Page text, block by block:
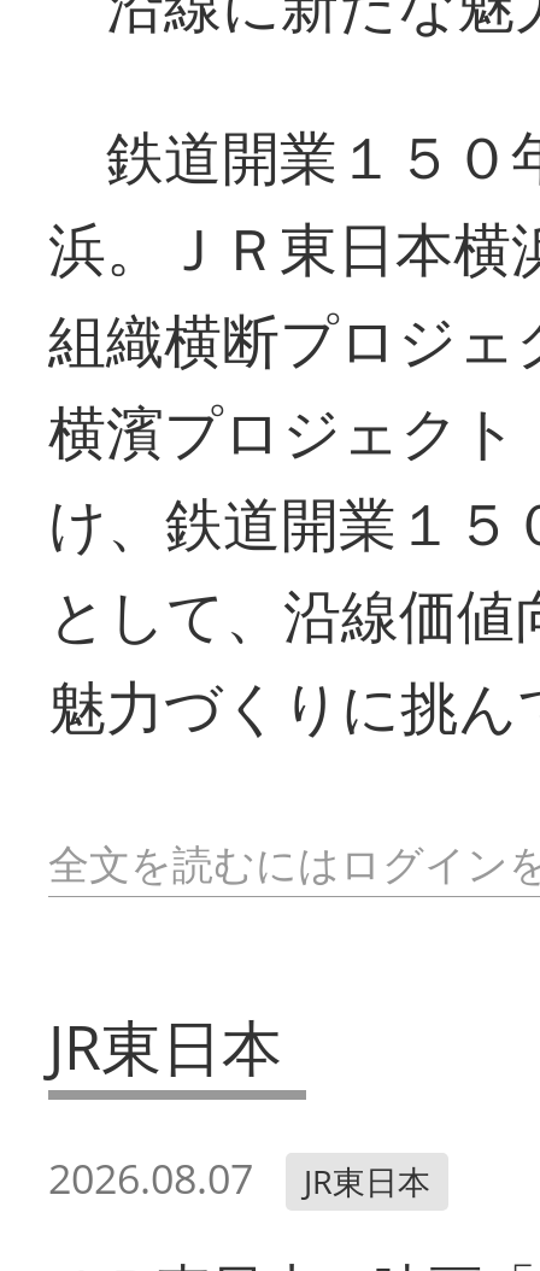
鉄道開業１５０
浜。ＪＲ東日本横
組織横断プロジ
横濱プロジェク
け、鉄道開業１
として、沿線価
魅力づくりに挑ん
全文を読むにはログイン
JR東日本
2026.08.07 JR東日本